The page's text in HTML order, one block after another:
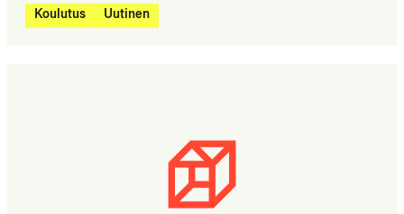
Koulutus Uutinen